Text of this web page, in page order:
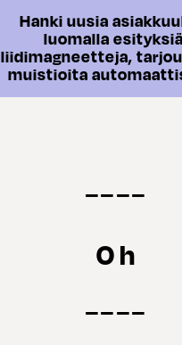
Hanki uusia
luomalla
liidimagneetteja,
muistioita
−−−−
0 h
−−−−